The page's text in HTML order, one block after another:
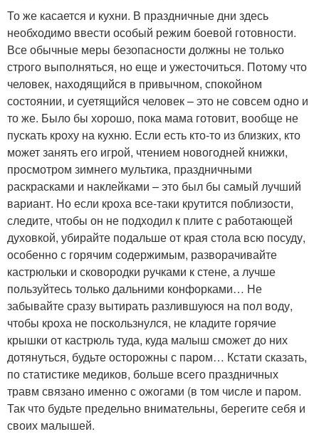
То же касается и кухни. В праздничные дни здесь
необходимо ввести особый режим боевой готовности.
Все обычные меры безопасности должны не только
строго выполняться, но еще и ужесточиться. Потому что
человек, находящийся в привычном, спокойном
состоянии, и суетящийся человек – это не совсем одно и
то же. Было бы хорошо, пока мама готовит, вообще не
пускать кроху на кухню. Если есть кто-то из близких, кто
может занять его игрой, чтением новогодней книжки,
просмотром зимнего мультика, праздничными
раскрасками и наклейками – это был бы самый лучший
вариант. Но если кроха все-таки крутится поблизости,
следите, чтобы он не подходил к плите с работающей
духовкой, убирайте подальше от края стола всю посуду,
особенно с горячим содержимым, разворачивайте
кастрюльки и сковородки ручками к стене, а лучше
пользуйтесь только дальними конфорками… Не
забывайте сразу вытирать разлившуюся на пол воду,
чтобы кроха не поскользнулся, не кладите горячие
крышки от кастрюль туда, куда малыш сможет до них
дотянуться, будьте осторожны с паром… Кстати сказать,
по статистике медиков, больше всего праздничных
травм связано именно с ожогами (в том числе и паром.
Так что будьте предельно внимательны, берегите себя и
своих малышей.